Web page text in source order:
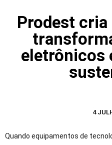
Prodest cria
eletrônicos
4
Quando equipamentos de